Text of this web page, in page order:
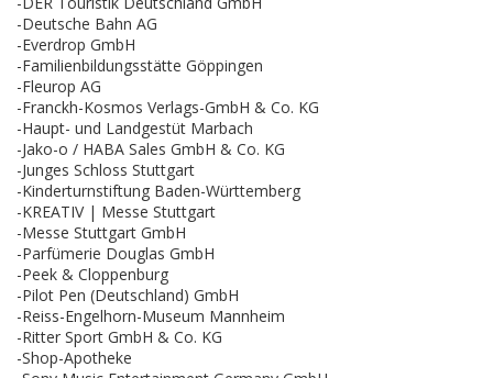
-Deutsche Bahn AG
-Everdrop GmbH
-Familienbildungsstätte Göppingen
-Fleurop AG
-Franckh-Kosmos Verlags-GmbH & Co. KG
-Haupt- und Landgestüt Marbach
-Jako-o / HABA Sales GmbH & Co. KG
-Junges Schloss Stuttgart
-Kinderturnstiftung Baden-Württemberg
-KREATIV | Messe Stuttgart
-Messe Stuttgart GmbH
-Parfümerie Douglas GmbH
-Peek & Cloppenburg
-Pilot Pen (Deutschland) GmbH
-Reiss-Engelhorn-Museum Mannheim
-Ritter Sport GmbH & Co. KG
-Shop-Apotheke